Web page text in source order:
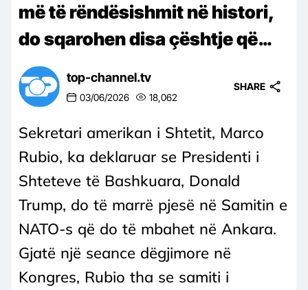
më të rëndësishmit në histori,
do sqarohen disa çështje që…
top-channel.tv
03/06/2026 18,062
SHARE
Sekretari amerikan i Shtetit, Marco
Rubio, ka deklaruar se Presidenti i
Shteteve të Bashkuara, Donald
Trump, do të marrë pjesë në Samitin e
NATO-s që do të mbahet në Ankara.
Gjatë një seance dëgjimore në
Kongres, Rubio tha se samiti i